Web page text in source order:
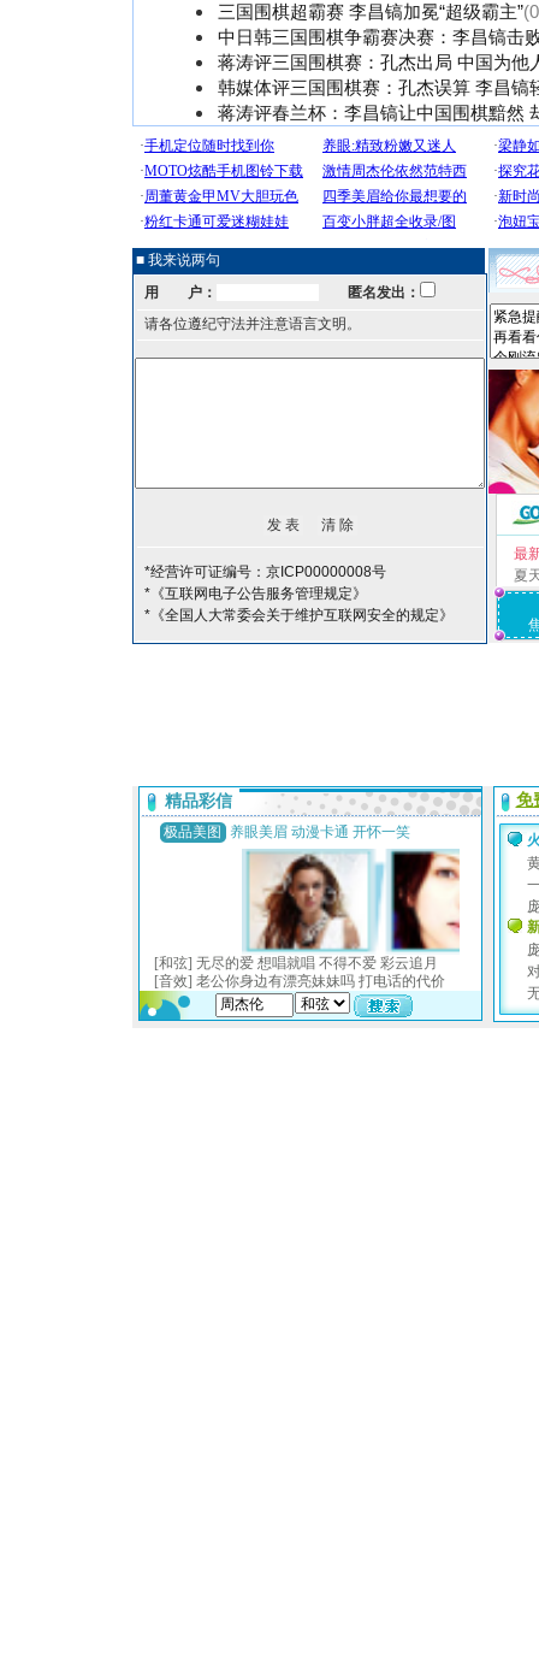
三国围棋超霸赛 李昌镐加冕“超级霸主”
中日韩三国围棋争霸赛决赛：李昌镐击
蒋涛评三国围棋赛：孔杰出局 中国为他
韩媒体评三国围棋赛：孔杰误算 李昌镐
蒋涛评春兰杯：李昌镐让中国围棋黯然
■ 我来说两句
用 户：
匿名发出：
请各位遵纪守法并注意语言文明。
*经营许可证编号：京ICP00000008号
*《互联网电子公告服务管理规定》
*《全国人大常委会关于维护互联网安全的规定》
最
夏